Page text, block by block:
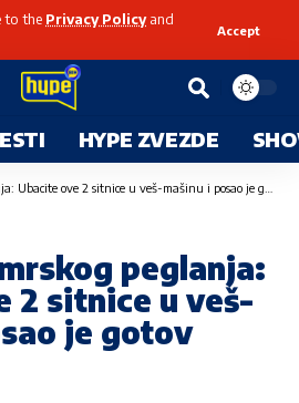
to the Privacy Policyand
Accept
HYPE ZVEZDE
Ubacite ove 2 sitnice u veš-mašinu i posao je gotov
peglanja:
2 sitnice u veš-
je gotov